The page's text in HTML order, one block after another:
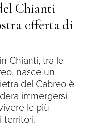
Chianti
offerta di
Chianti, tra le
nasce un
del Cabreo è
immergersi
le più
territori.